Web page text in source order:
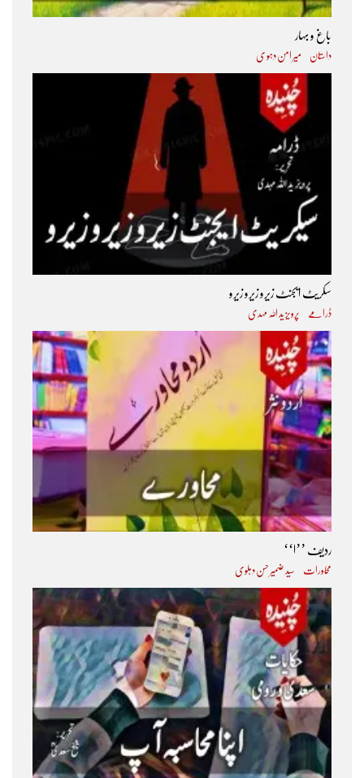
باغ و بہار
داستان میر امن دہو ی
سکریٹ ایجنٹ زیرو زیرو زیرو
ڈرامے پرویز ید اللہ مہدی
ردیف ’’ا‘‘
محاورات سید ضمیر حسن دہلوی